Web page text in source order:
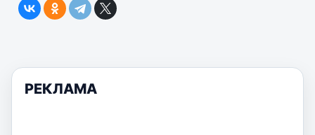
РЕКЛАМА